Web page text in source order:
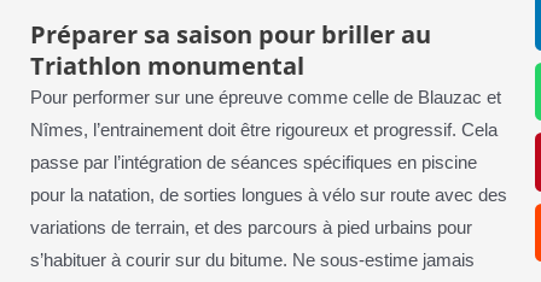
Préparer sa saison pour briller au
Triathlon monumental
Pour performer sur une épreuve comme celle de Blauzac et
Nîmes, l’entrainement doit être rigoureux et progressif. Cela
passe par l’intégration de séances spécifiques en piscine
pour la natation, de sorties longues à vélo sur route avec des
variations de terrain, et des parcours à pied urbains pour
s’habituer à courir sur du bitume. Ne sous-estime jamais